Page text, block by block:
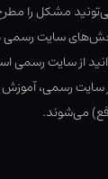
مشکل را
سایت رسمی
از سایت رسمی
رسمی، آموزش
می‌شوند.